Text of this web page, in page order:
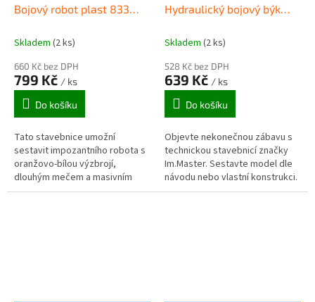
Bojový robot plast 833
Skladem (2 ks)
660 Kč bez DPH
799 Kč / ks
Do košíku
Tato stavebnice umožní
sestavit impozantního robota s
oranžovo-bílou výzbrojí,
dlouhým mečem a masivním
štítem.
Hydraulický bojový býk
Skladem (2 ks)
528 Kč bez DPH
639 Kč / ks
Do košíku
Objevte nekonečnou zábavu s
technickou stavebnicí značky
Im.Master. Sestavte model dle
návodu nebo vlastní konstrukci.